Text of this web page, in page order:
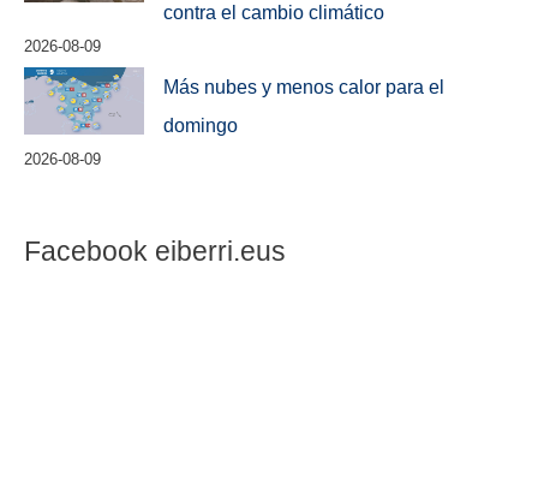
contra el cambio climático
2026-08-09
Más nubes y menos calor para el
domingo
2026-08-09
Facebook eiberri.eus